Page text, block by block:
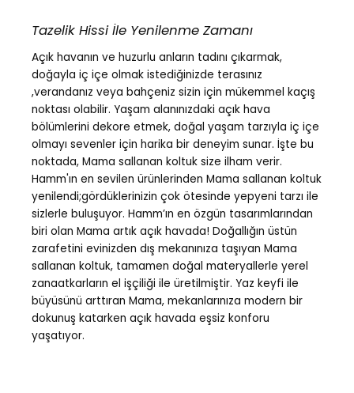
Tazelik Hissi İle Yenilenme Zamanı
Açık havanın ve huzurlu anların tadını çıkarmak,
doğayla iç içe olmak istediğinizde terasınız
,verandanız veya bahçeniz sizin için mükemmel kaçış
noktası olabilir. Yaşam alanınızdaki açık hava
bölümlerini dekore etmek, doğal yaşam tarzıyla iç içe
olmayı sevenler için harika bir deneyim sunar. İşte bu
noktada, Mama sallanan koltuk size ilham verir.
Hamm'ın en sevilen ürünlerinden Mama sallanan koltuk
yenilendi;gördüklerinizin çok ötesinde yepyeni tarzı ile
sizlerle buluşuyor. Hamm’ın en özgün tasarımlarından
biri olan Mama artık açık havada! Doğallığın üstün
zarafetini evinizden dış mekanınıza taşıyan Mama
sallanan koltuk, tamamen doğal materyallerle yerel
zanaatkarların el işçiliği ile üretilmiştir. Yaz keyfi ile
büyüsünü arttıran Mama, mekanlarınıza modern bir
dokunuş katarken açık havada eşsiz konforu
yaşatıyor.